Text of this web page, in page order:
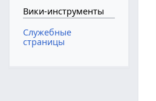
Вики-инструменты
Служебные
страницы